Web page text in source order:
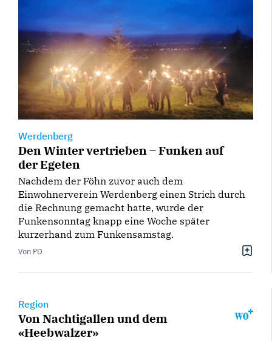
Werdenberg
Den Winter vertrieben – Funken auf
der Egeten
Nachdem der Föhn zuvor auch dem
Einwohnerverein Werdenberg einen Strich durch
die Rechnung gemacht hatte, wurde der
Funkensonntag knapp eine Woche später
kurzerhand zum Funkensamstag.
Von PD
Region
Von Nachtigallen und dem
«Heebwalzer»